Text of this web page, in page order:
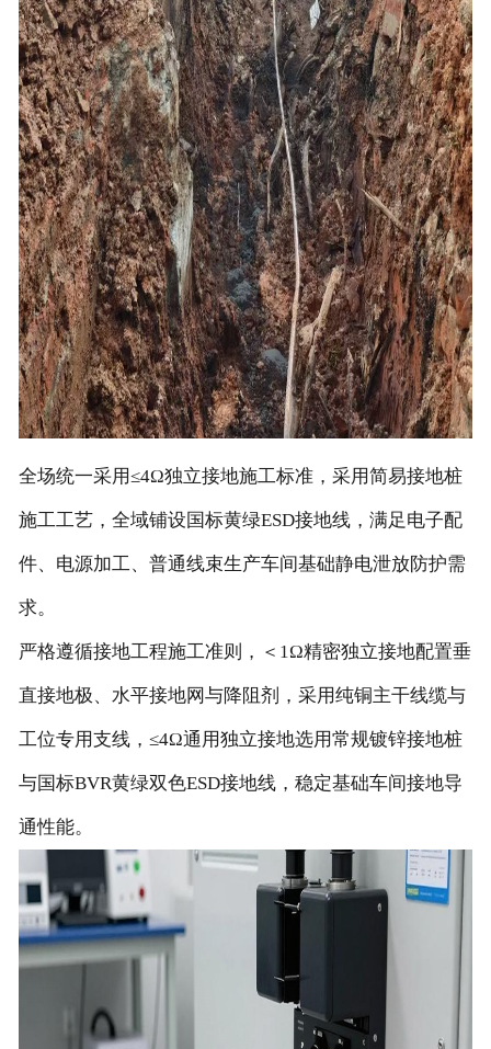
全场统一采用≤4Ω独立接地施工标准，采用简易接地桩
施工工艺，全域铺设国标黄绿ESD接地线，满足电子配
件、电源加工、普通线束生产车间基础静电泄放防护需
求。
严格遵循接地工程施工准则，＜1Ω精密独立接地配置垂
直接地极、水平接地网与降阻剂，采用纯铜主干线缆与
工位专用支线，≤4Ω通用独立接地选用常规镀锌接地桩
与国标BVR黄绿双色ESD接地线，稳定基础车间接地导
通性能。